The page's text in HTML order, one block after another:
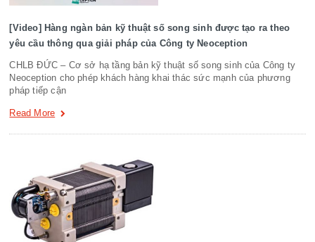
[Video] Hàng ngàn bản kỹ thuật số song sinh được tạo ra theo
yêu cầu thông qua giải pháp của Công ty Neoception
CHLB ĐỨC – Cơ sở hạ tầng bản kỹ thuật số song sinh của Công ty
Neoception cho phép khách hàng khai thác sức mạnh của phương
pháp tiếp cận
Read More